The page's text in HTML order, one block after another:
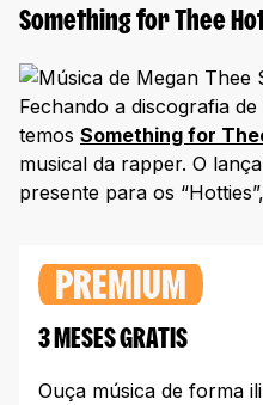
Something for Thee
Fechando a discografia
temos Something for
musical da rapper. O
presente para os
PREMIUM
3 MESES GRATIS
Ouça música de forma